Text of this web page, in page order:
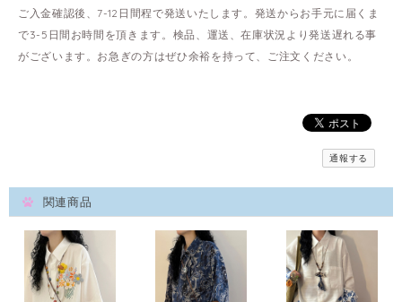
ご入金確認後、7-12日間程で発送いたします。発送からお手元に届くま
で3-5日間お時間を頂きます。検品、運送、在庫状況より発送遅れる事
がございます。お急ぎの方はぜひ余裕を持って、ご注文ください。
通報する
関連商品